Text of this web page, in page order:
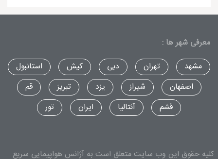
معرفی شهر ها :
مشهد
تهران دبی کیش
استانبول
اصفهان
شیراز یزد تبریز
قم
قشم
آنتالیا ایران تور
کلیه حقوق این وب سایت متعلق است به آژانس هواپیمایی سریع